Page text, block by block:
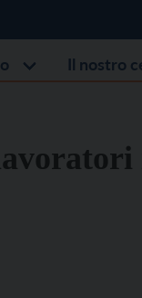
Il nostro